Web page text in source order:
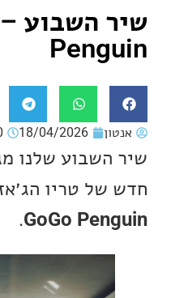
שיר השבוע – GoGo
18/04/2026
08:40
טריו הג׳אז
GoGo
.